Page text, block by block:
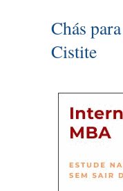
Chás
Cistite